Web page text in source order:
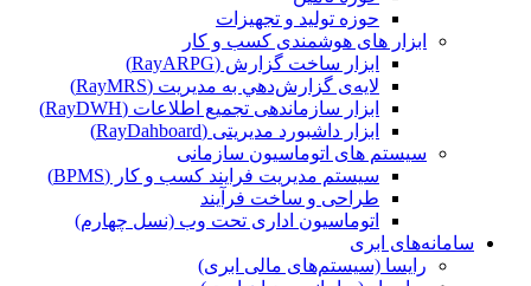
حوزه تولید و تجهیزات
ابزار های هوشمندی کسب و کار
ابزار ساخت گزارش (RayARPG)
لایه‌ی گزارش‌دهي به مديريت (RayMRS)
ابزار سازماندهی تجمیع اطلاعات (RayDWH)
ابزار داشبورد مدیریتی (RayDahboard)
سیستم های اتوماسیون سازمانی
سیستم مدیریت فرایند کسب و کار (BPMS)
طراحی و ساخت فرآیند
اتوماسیون اداری تحت وب (نسل چهارم)
سامانه‌های ابری
رایسا (سیستم‌های مالی ابری)